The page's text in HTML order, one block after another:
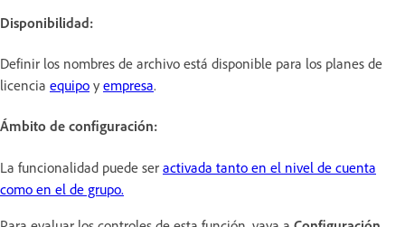
Disponibilidad:
Definir los nombres de archivo está disponible para los planes de
licencia equipo y empresa.
Ámbito de configuración:
La funcionalidad puede ser activada tanto en el nivel de cuenta
como en el de grupo.